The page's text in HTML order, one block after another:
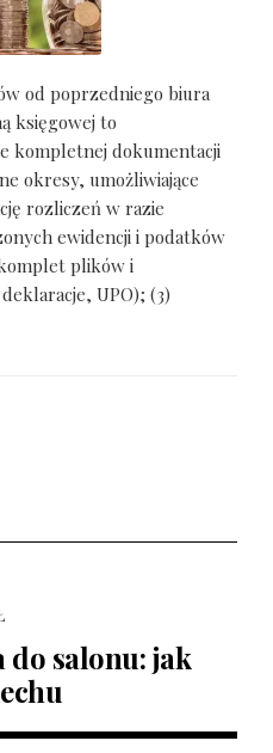
od poprzedniego biura
księgowej to
kompletnej dokumentacji
okresy, umożliwiające
rozliczeń w razie
ewidencji i podatków
plików i
UPO); (3)
do salonu: jak